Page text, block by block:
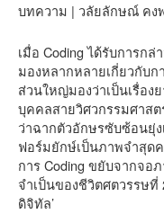
บทความ | วลัยลักษณ์ คง
เมื่อ Coding ได้รับการก
มองหลากหลายเกี่ยวกับก
ส่วนใหญ่มองว่าเป็นเรื่อง
บุคคลสายวิศวกรรมศาส
ว่าฉากตัวอักษรซับซ้อนยุ่
ฟอร์มยักษ์เป็นภาพจำสุดค
การ Coding ขยับจากจ
จำเป็นของชีวิตศตวรรษที่
ดิจิทัล’